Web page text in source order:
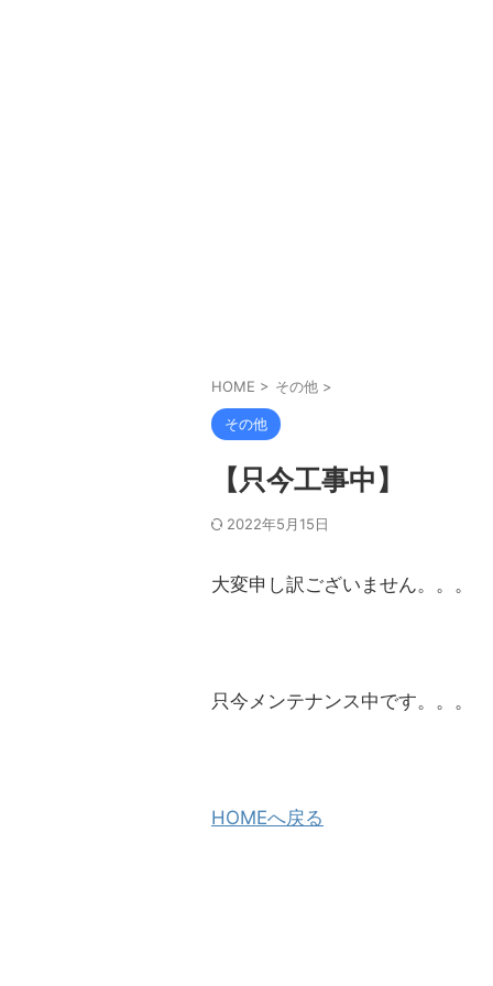
HOME > その他 >
その他
【只今工事中】
2022年5月15日
大変申し訳ございません。。。
只今メンテナンス中です。。。
HOMEへ戻る